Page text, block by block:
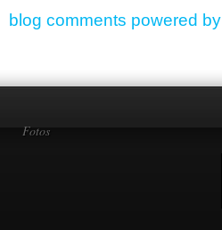
blog comments powered by
Fotos